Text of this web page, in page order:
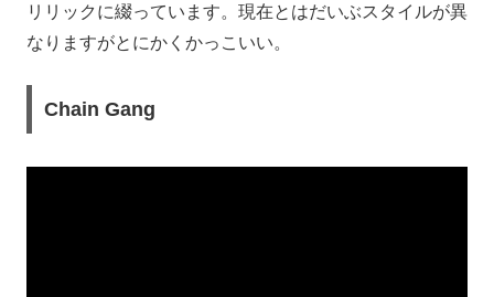
リリックに綴っています。現在とはだいぶスタイルが異
なりますがとにかくかっこいい。
Chain Gang